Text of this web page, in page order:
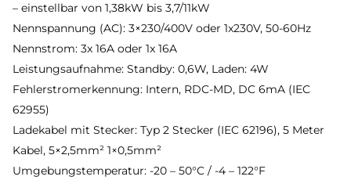
– einstellbar von 1,38kW bis 3,7/11kW
Nennspannung (AC): 3×230/400V oder 1x230V, 50-60Hz
Nennstrom: 3x 16A oder 1x 16A
Leistungsaufnahme: Standby: 0,6W, Laden: 4W
Fehlerstromerkennung: Intern, RDC-MD, DC 6mA (IEC
62955)
Ladekabel mit Stecker: Typ 2 Stecker (IEC 62196), 5 Meter
Kabel, 5×2,5mm² 1×0,5mm²
Umgebungstemperatur: -20 – 50°C / -4 – 122°F